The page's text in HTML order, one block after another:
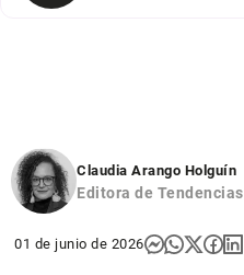
Claudia Arango Holguín
Editora de Tendencias
01 de junio de 2026